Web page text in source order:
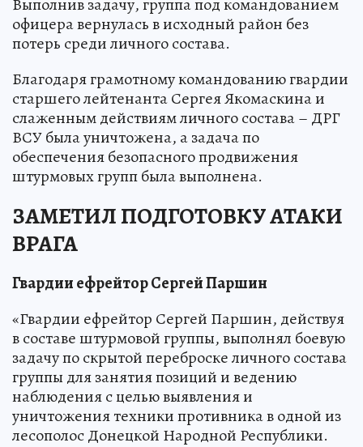
офицера вернулась в исходный район без
потерь среди личного состава.
Благодаря грамотному командованию гвардии
старшего лейтенанта Сергея Якомаскина и
слаженным действиям личного состава – ДРГ
ВСУ была уничтожена, а задача по
обеспечения безопасного продвижения
штурмовых групп была выполнена.
ЗАМЕТИЛ ПОДГОТОВКУ АТАКИ
ВРАГА
Гвардии ефрейтор Сергей Паршин
«Гвардии ефрейтор Сергей Паршин, действуя
в составе штурмовой группы, выполнял боевую
задачу по скрытой переброске личного состава
группы для занятия позиций и ведению
наблюдения с целью выявления и
уничтожения техники противника в одной из
лесополос Донецкой Народной Республики.